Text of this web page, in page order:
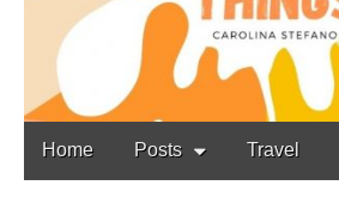
Main
menu
Home Posts Travel